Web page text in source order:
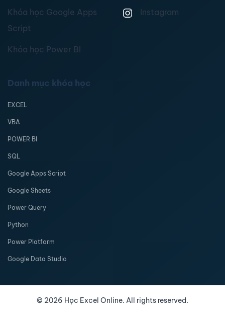
Khóa học Google Apps
Script
Khóa học Power BI
Instagram
Danh mục khóa học
EXCEL
VBA
POWER BI
SQL
Google Apps Script
Google Sheets
Power Query
Python
Power Platform
Google Data Studio
© 2026 Học Excel Online. All rights reserved.